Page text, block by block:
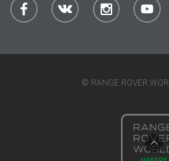
© RANGE ROVER